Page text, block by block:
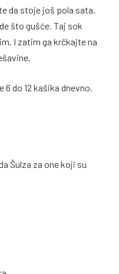
da stoje još pola sata.
što gušće. Taj sok
I zatim ga krčkajte na
do 12 kašika dnevno.
Šulza za one koji su